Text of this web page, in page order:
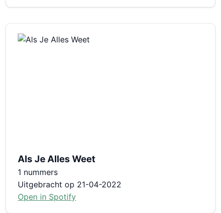
Als Je Alles Weet
1 nummers
Uitgebracht op 21-04-2022
Open in Spotify